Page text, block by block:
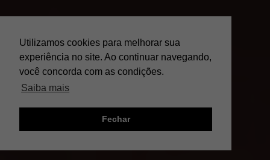
Utilizamos cookies para melhorar sua
experiência no site. Ao continuar navegando,
você concorda com as condições.
Saiba mais
Fechar
;